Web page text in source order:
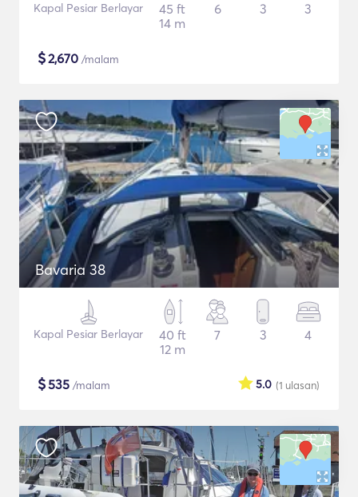
Kapal Pesiar Berlayar
45 ft
14 m
6 3 3
$2,670 /malam
Bavaria 38
Kapal Pesiar Berlayar
40 ft
12 m
7 3 4
$535 /malam (1 ulasan)
5.0